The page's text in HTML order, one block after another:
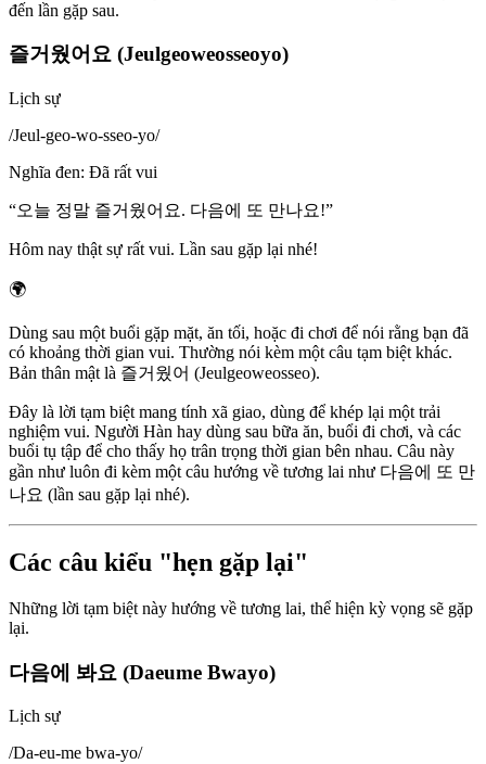
đến lần gặp sau.
즐거웠어요 (Jeulgeoweosseoyo)
Lịch sự
/Jeul-geo-wo-sseo-yo/
Nghĩa đen: Đã rất vui
“오늘 정말 즐거웠어요. 다음에 또 만나요!”
Hôm nay thật sự rất vui. Lần sau gặp lại nhé!
🌍
Dùng sau một buổi gặp mặt, ăn tối, hoặc đi chơi để nói rằng bạn đã
có khoảng thời gian vui. Thường nói kèm một câu tạm biệt khác.
Bản thân mật là 즐거웠어 (Jeulgeoweosseo).
Đây là lời tạm biệt mang tính xã giao, dùng để khép lại một trải
nghiệm vui. Người Hàn hay dùng sau bữa ăn, buổi đi chơi, và các
buổi tụ tập để cho thấy họ trân trọng thời gian bên nhau. Câu này
gần như luôn đi kèm một câu hướng về tương lai như 다음에 또 만
나요 (lần sau gặp lại nhé).
Các câu kiểu "hẹn gặp lại"
Những lời tạm biệt này hướng về tương lai, thể hiện kỳ vọng sẽ gặp
lại.
다음에 봐요 (Daeume Bwayo)
Lịch sự
/Da-eu-me bwa-yo/